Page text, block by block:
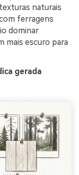
naturais
ferragens
dominar
mais escuro para
gerada